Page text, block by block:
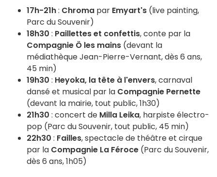
17h-21h: Chroma par Emyart's (live painting,
Parc du Souvenir)
18h30 : Paillettes et confettis, conte par la
Compagnie Ö les mains (devant la
médiathèque Jean-Pierre-Vernant, dès 6 ans,
45 min)
19h30 : Heyoka, la tête à l'envers, carnaval
dansé et musical par la Compagnie Pernette
(devant la mairie, tout public, 1h30)
21h30 : concert de Milla Leika, harpiste électro-
pop (Parc du Souvenir, tout public, 45 min)
22h30 : Failles, spectacle de théâtre et cirque
par la Compagnie La Féroce (Parc du Souvenir,
dès 6 ans, 1h05)